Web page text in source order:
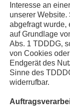
Interesse an
unserer
abgefragt wurde,
auf Grundlage
Abs. 1 TDDDG,
von Cookies
Endgerät des
Sinne des
widerrufbar.